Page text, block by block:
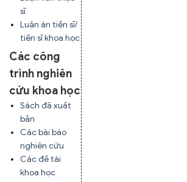
sĩ
Luận án tiến sĩ/
tiến sĩ khoa học
Các công
trình nghiên
cứu khoa học
Sách đã xuất
bản
Các bài báo
nghiên cứu
Các đề tài
khoa học